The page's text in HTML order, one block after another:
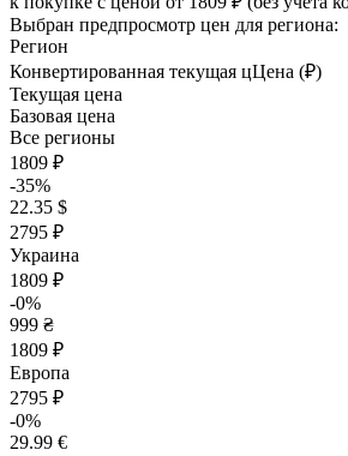
Выбран предпросмотр цен для региона:
Регион
Конвертированная текущая цЦена (₽)
Текущая цена
Базовая цена
Все регионы
1809 ₽
-35%
22.35 $
2795 ₽
Украина
1809 ₽
-0%
999 ₴
1809 ₽
Европа
2795 ₽
-0%
29.99 €